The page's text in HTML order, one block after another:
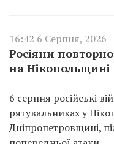
16:42 6 Серпня, 2026
Росіяни
на Нікопольщині
6 серпня російські
рятувальниках у
Дніпропетровщині,